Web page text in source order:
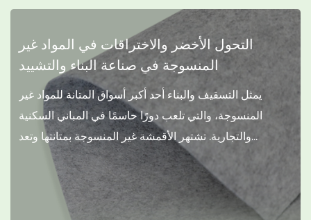
التحول الأخضر والاختراقات في المواد غير
المنسوجة في صناعة البناء والتشييد
يمثل التسقيف والبناء أحد أكبر أسواق المتانة للمواد غير
المنسوجة، والتي تلعب دورًا حاسمًا في المباني السكنية
والتجارية. تشتهر الأقمشة غير المنسوجة بمتانتها وتعد...